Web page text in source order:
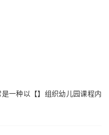
一种以【】组织幼儿园课程内